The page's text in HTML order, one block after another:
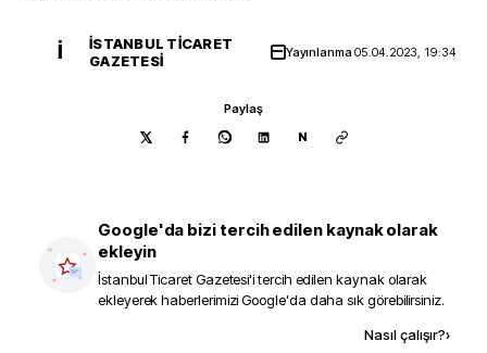
İ
İSTANBUL TICARET
GAZETESI
Yayınlanma05.04.2023, 19:34
Paylaş
N
Google'da bizi tercih edilen kaynak olarak
ekleyin
İstanbul Ticaret Gazetesi'i tercih edilen kaynak olarak
ekleyerek haberlerimizi Google'da daha sık görebilirsiniz.
Nasıl çalışır?›